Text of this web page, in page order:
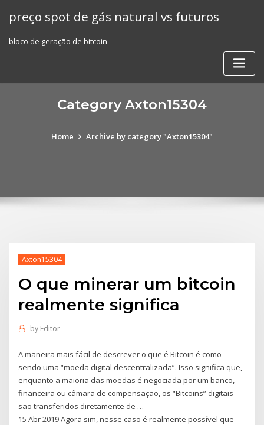
preço spot de gás natural vs futuros
bloco de geração de bitcoin
Category Axton15304
Home Archive by category "Axton15304"
Axton15304
O que minerar um bitcoin
realmente significa
by Editor
A maneira mais fácil de descrever o que é Bitcoin é como
sendo uma “moeda digital descentralizada”. Isso significa que,
enquanto a maioria das moedas é negociada por um banco,
financeira ou câmara de compensação, os “Bitcoins” digitais
são transferidos diretamente de …
15 Abr 2019 Agora sim, nesse caso é realmente possível que